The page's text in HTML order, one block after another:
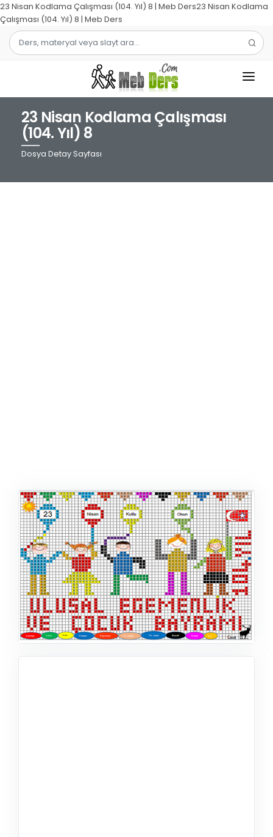
23 Nisan Kodlama Çalışması (104. Yıl) 8 | Meb Ders23 Nisan Kodlama
Çalışması (104. Yıl) 8 | Meb Ders
1.SINIF
2.SINIF
23 Nisan Kodlama Çalışması
(104. Yıl) 8
Dosya Detay Sayfası